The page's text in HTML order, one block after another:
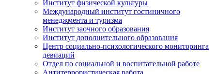
Институт физической культуры
Международный институт гостиничного
менеджмента и туризма
Институт заочного образования
Институт дополнительного образования
Центр социально-психологического мониторинга
девиаций
Отдел по социальной и воспитательной работе